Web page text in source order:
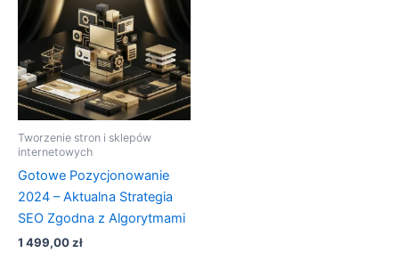
Tworzenie stron i sklepów
internetowych
Gotowe Pozycjonowanie
2024 – Aktualna Strategia
SEO Zgodna z Algorytmami
1 499,00zł